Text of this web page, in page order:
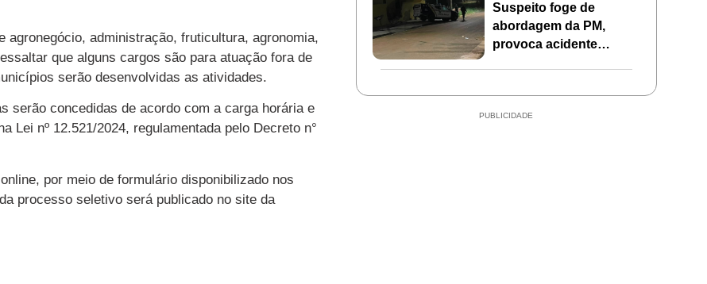
administração, fruticultura, agronomia,
que alguns cargos são para atuação fora de
serão desenvolvidas as atividades.
serão concedidas de acordo com a carga horária e
Lei nº 12.521/2024, regulamentada pelo Decreto n°
por meio de formulário disponibilizado nos
processo seletivo será publicado no site da
Suspeito foge de
abordagem da PM,
provoca acidente
em Mirassol d’Oeste
PUBLICIDADE